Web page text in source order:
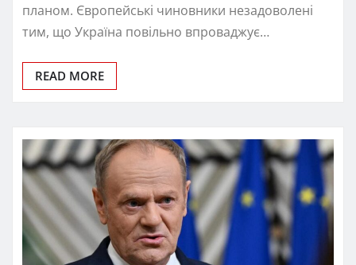
планом. Європейські чиновники незадоволені
тим, що Україна повільно впроваджує…
READ MORE